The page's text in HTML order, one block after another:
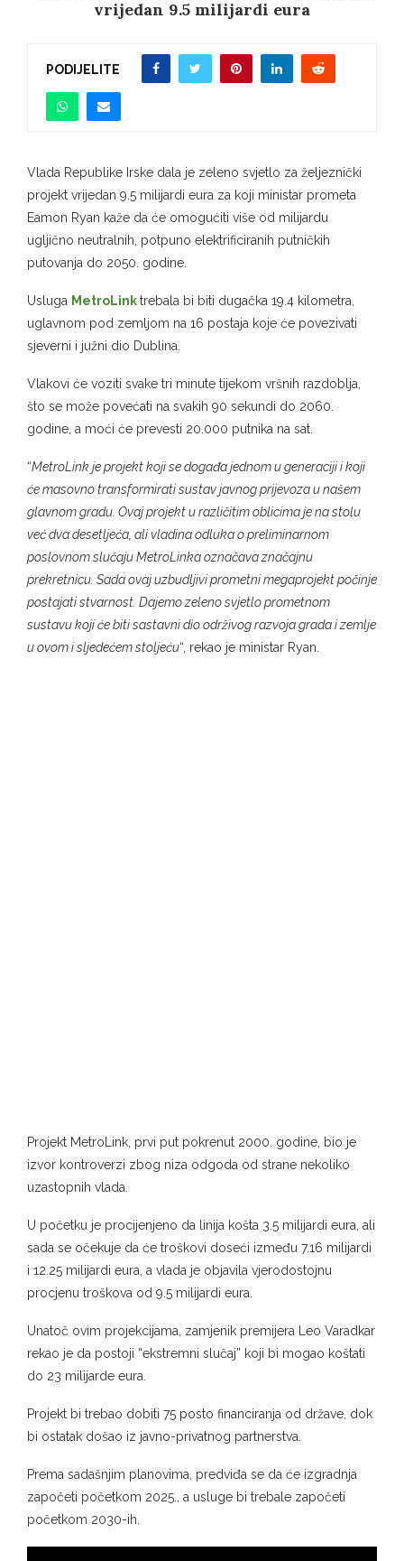
vrijedan 9.5 milijardi eura
PODIJELITE
Vlada Republike Irske dala je zeleno svjetlo za željeznički
projekt vrijedan 9.5 milijardi eura za koji ministar prometa
Eamon Ryan kaže da će omogućiti više od milijardu
ugljično neutralnih, potpuno elektrificiranih putničkih
putovanja do 2050. godine.
Usluga MetroLinktrebala bi biti dugačka 19.4 kilometra,
uglavnom pod zemljom na 16 postaja koje će povezivati ​​
sjeverni i južni dio Dublina.
Vlakovi će voziti svake tri minute tijekom vršnih razdoblja,
što se može povećati na svakih 90 sekundi do 2060.
godine, a moći će prevesti 20.000 putnika na sat.
“MetroLink je projekt koji se događa jednom u generaciji i koji
će masovno transformirati sustav javnog prijevoza u našem
glavnom gradu. Ovaj projekt u različitim oblicima je na stolu
već dva desetljeća, ali vladina odluka o preliminarnom
poslovnom slučaju MetroLinka označava značajnu
prekretnicu. Sada ovaj uzbudljivi prometni megaprojekt počinje
postajati stvarnost. Dajemo zeleno svjetlo prometnom
sustavu koji će biti sastavni dio održivog razvoja grada i zemlje
u ovom i sljedećem stoljeću“, rekao je ministar Ryan.
Projekt MetroLink, prvi put pokrenut 2000. godine, bio je
izvor kontroverzi zbog niza odgoda od strane nekoliko
uzastopnih vlada.
U početku je procijenjeno da linija košta 3.5 milijardi eura, ali
sada se očekuje da će troškovi doseći između 7.16 milijardi
i 12.25 milijardi eura, a vlada je objavila vjerodostojnu
procjenu troškova od 9.5 milijardi eura.
Unatoč ovim projekcijama, zamjenik premijera Leo Varadkar
rekao je da postoji “ekstremni slučaj” koji bi mogao koštati
do 23 milijarde eura.
Projekt bi trebao dobiti 75 posto financiranja od države, dok
bi ostatak došao iz javno-privatnog partnerstva.
Prema sadašnjim planovima, predviđa se da će izgradnja
započeti početkom 2025., a usluge bi trebale započeti
početkom 2030-ih.